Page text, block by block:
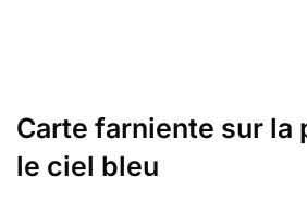
Carte farniente sur la
le ciel bleu